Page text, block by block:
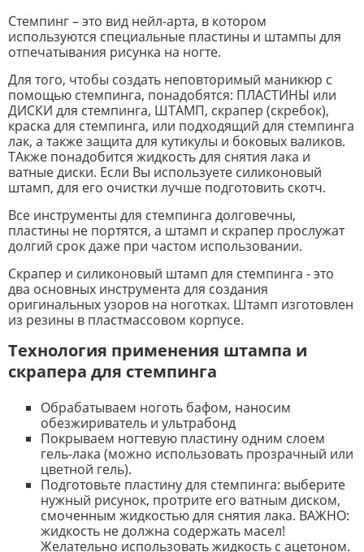
Стемпинг – это вид нейл-арта, в котором
используются специальные пластины и штампы для
отпечатывания рисунка на ногте.
Для того, чтобы создать неповторимый маникюр с
помощью стемпинга, понадобятся: ПЛАСТИНЫ или
ДИСКИ для стемпинга, ШТАМП, скрапер (скребок),
краска для стемпинга, или подходящий для стемпинга
лак, а также защита для кутикулы и боковых валиков.
ТАкже понадобится жидкость для снятия лака и
ватные диски. Если Вы используете силиконовый
штамп, для его очистки лучше подготовить скотч.
Все инструменты для стемпинга долговечны,
пластины не портятся, а штамп и скрапер прослужат
долгий срок даже при частом использовании.
Скрапер и силиконовый штамп для стемпинга - это
два основных инструмента для создания
оригинальных узоров на ноготках. Штамп изготовлен
из резины в пластмассовом корпусе.
Технология применения штампа и
скрапера для стемпинга
Обрабатываем ноготь бафом, наносим
обезжириватель и ультрабонд
Покрываем ногтевую пластину одним слоем
гель-лака (можно использовать прозрачный или
цветной гель).
Подготовьте пластину для стемпинга: выберите
нужный рисунок, протрите его ватным диском,
смоченным жидкостью для снятия лака. ВАЖНО:
жидкость не должна содержать масел!
Желательно использовать жидкость с ацетоном.